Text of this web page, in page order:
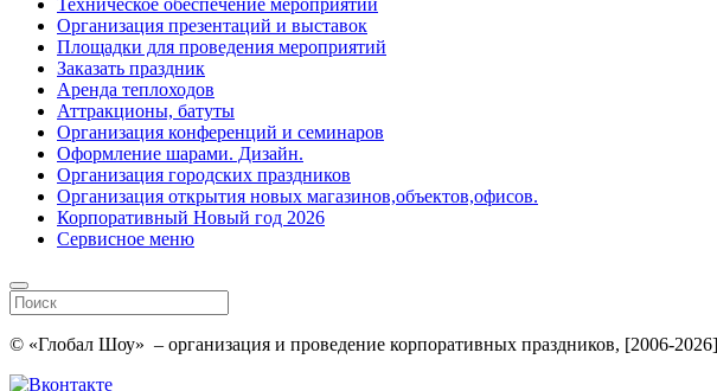
Техническое обеспечение мероприятий
Организация презентаций и выставок
Площадки для проведения мероприятий
Заказать праздник
Аренда теплоходов
Аттракционы, батуты
Организация конференций и семинаров
Оформление шарами. Дизайн.
Организация городских праздников
Организация открытия новых магазинов,объектов,офисов.
Корпоративный Новый год 2026
Сервисное меню
© «Глобал Шоу» – организация и проведение корпоративных праздников, [2006-2026]